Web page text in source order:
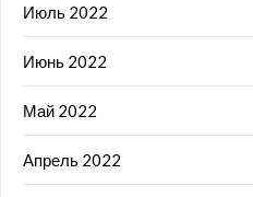
Июль 2022
Июнь 2022
Май 2022
Апрель 2022